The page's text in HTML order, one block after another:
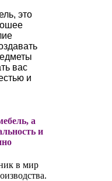
это
вас
и
а
и